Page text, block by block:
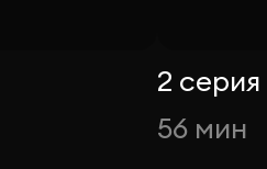
2 серия
56 мин